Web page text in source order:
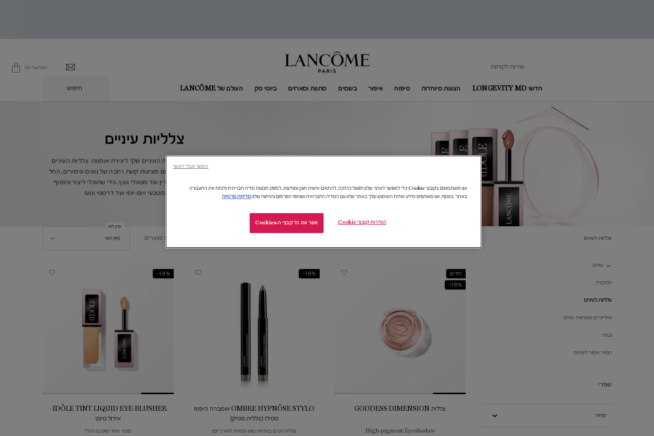
שירות לקוחות הסל שלי 0 0 מוצר בסל
חדש! LONGEVITY MD הצעות מיוחדות טיפוח איפור בשמים מתנות ומארזים ביוטי טק העולם של​ LANCÔME​ חיפוש
צלליות עיניים
הפכי את העיניים שלך ליצירת אומנות: צלליות העיניים
של לנקום מציעות קשת רחבה של גוונים וגימורים, החל
ממט עדין ועד מטאלי נוצץ, כדי שתוכלי ליצור אינסוף
לוקים – מטבעי ויום-יומי ועד דרמטי ונועז
צלליות לעיניים 3 מוצרים
מיין לפי
מיין לפי
מיין לפי
עיניים
מסקרה
צלליות לעיניים
אייליינרים ועפרונות עיניים
גבות
מסיר איפור לעיניים
שפרי
מְחִיר
חדש
18%-
צללית GODDESS DIMENSION
High-pigment Eyeshadow
18%-
OMBRE HYPNÔSE STYLO אומברה היפנוז
סטילו {צללית סטיק}
צללית קרם באריזת טוש עמידה לאורך זמן
18%-
IDÔLE TINT LIQUID EYE-BLUSHER -
אידול טינט
מוצר אחד שיש בו הכל!
אנו משתמשים בקובצי Cookie כדי לאפשר לאתר שלנו לפעול כהלכה, להתאים אישית תוכן ומודעות, לספק תכונות מדיה חברתית ולנתח את התעבורה
באתר. בנוסף, אנו משתפים מידע אודות השימוש שלך באתר שלנו עם המדיה החברתית ושותפי הפרסום והניתוח שלנו.מדיניות פרטיות
הגדרות קובצי Cookie אשר את כל קבצי ה-Cookies
המשך מבלי לאשר